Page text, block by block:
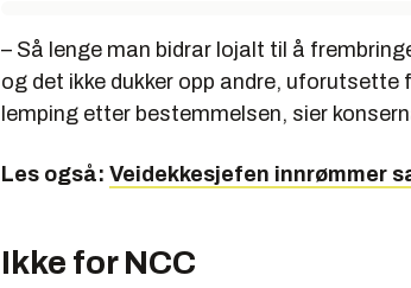
– Så lenge man bidrar lojalt til å
og det ikke dukker opp andre,
lemping etter bestemmelsen, sier
Les også: Veidekkesjefen innrømmer
Ikke for NCC